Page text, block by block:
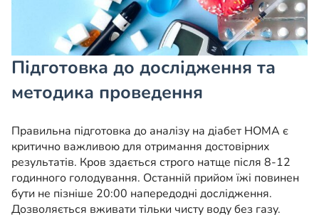
Підготовка до дослідження та
методика проведення
Правильна підготовка до аналізу на діабет HOMA є
критично важливою для отримання достовірних
результатів. Кров здається строго натще після 8-12
годинного голодування. Останній прийом їжі повинен
бути не пізніше 20:00 напередодні дослідження.
Дозволяється вживати тільки чисту воду без газу.